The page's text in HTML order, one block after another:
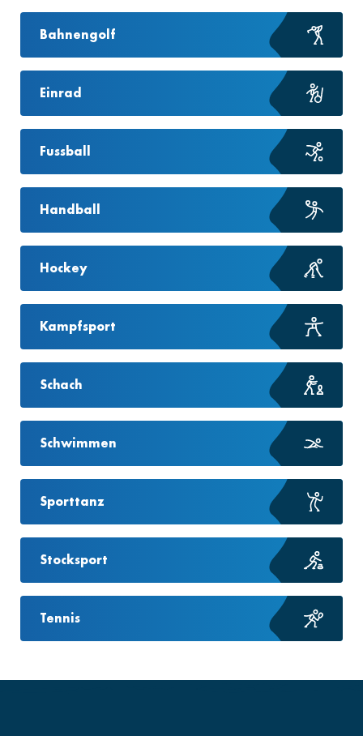
Bahnengolf
Einrad
Fussball
Handball
Hockey
Kampfsport
Schach
Schwimmen
Sporttanz
Stocksport
Tennis